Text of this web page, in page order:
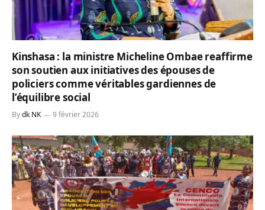
Kinshasa : la ministre Micheline Ombae reaffirme
son soutien aux initiatives des épouses de
policiers comme véritables gardiennes de
l’équilibre social
Bydk NK 9 février 2026